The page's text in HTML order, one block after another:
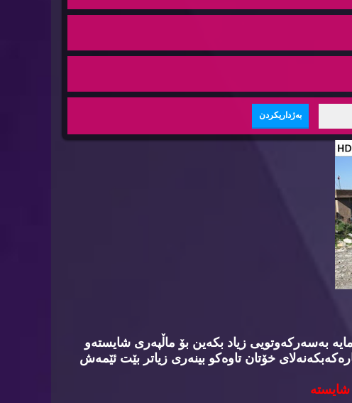
به‌سه‌ركه‌وتویی زیاد بكه‌ین بۆ ماڵپه‌ری شایسته‌و
خۆتان تاوه‌كو بینه‌ری زیاتر بێت ئێمه‌ش
شایسته‌